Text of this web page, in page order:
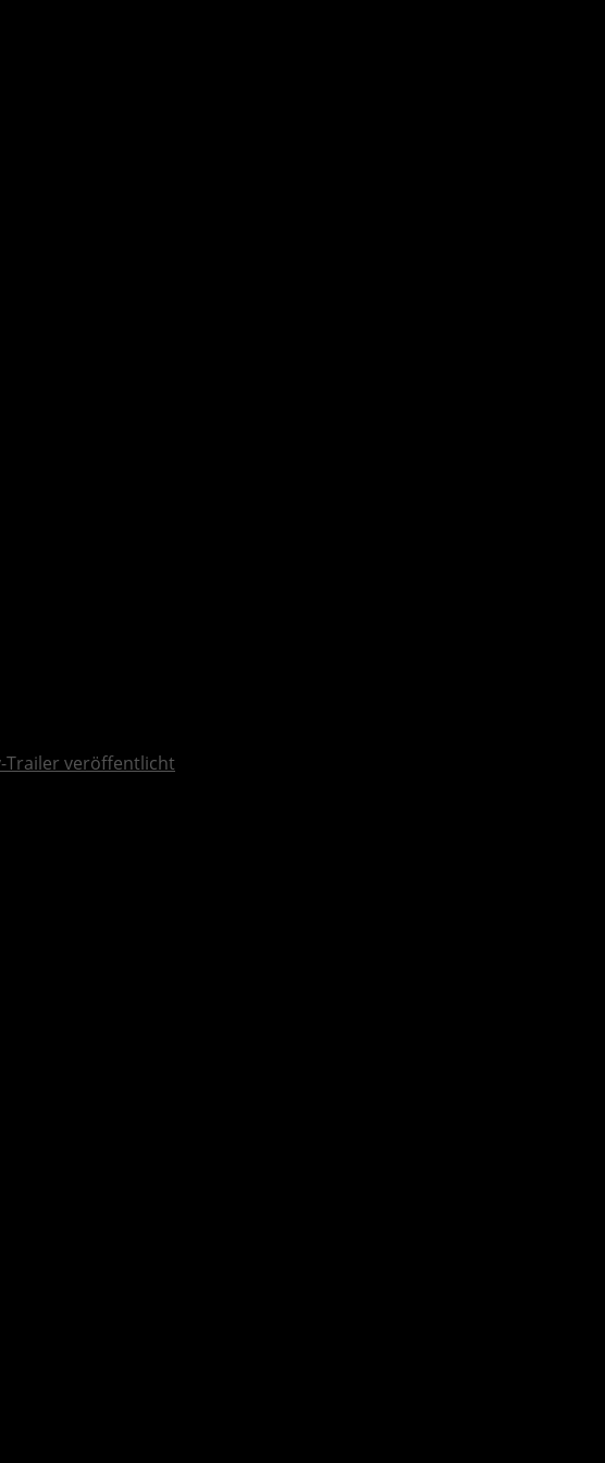
Trailer veröffentlicht